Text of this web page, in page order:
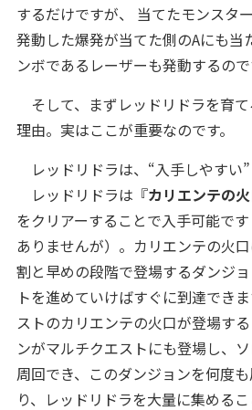
するだけですが、 当てたモンスタ
発動した爆発が当てた側のAにも当
ンボであるレーザーも発動するので
そして、まずレッドリドラを育
理由。実はここが重要なのです。
レッドリドラは、“入手しやすい”
レッドリドラは『カリエンテの
をクリアーすることで入手可能で
ありませんが）。カリエンテの火
割と早めの段階で登場するダンジ
トを進めていけばすぐに到達でき
ストのカリエンテの火口が登場す
ンがマルチクエストにも登場し、
周回でき、このダンジョンを何度
り、レッドリドラを大量に集める